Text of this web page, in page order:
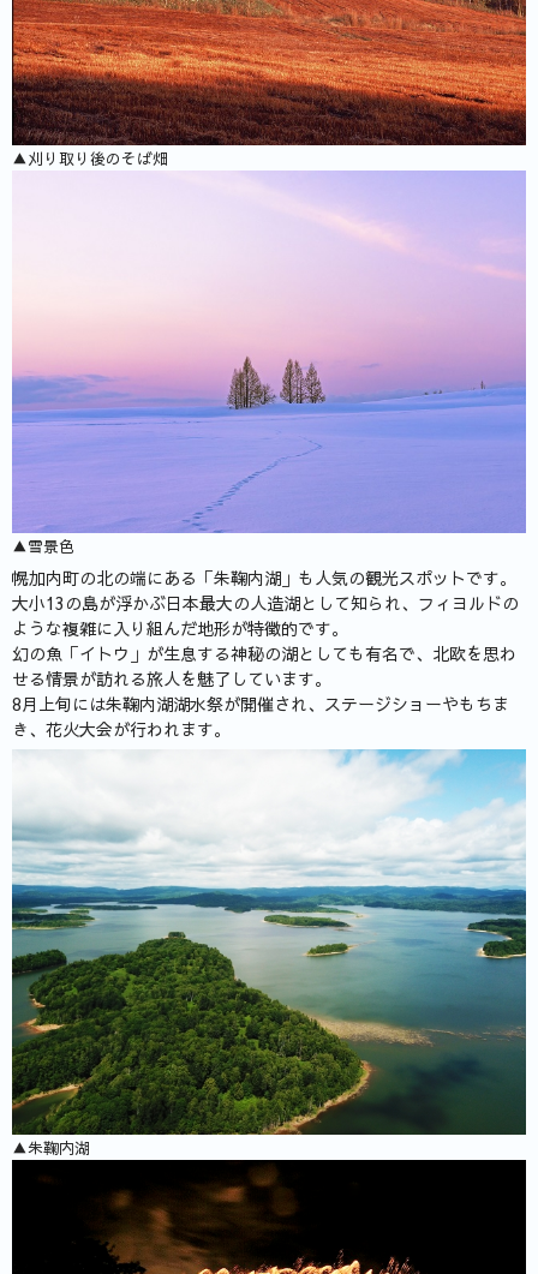
▲刈り取り後のそば畑
▲雪景色
幌加内町の北の端にある「朱鞠内湖」も人気の観光スポットです。
大小13の島が浮かぶ日本最大の人造湖として知られ、フィヨルドの
ような複雑に入り組んだ地形が特徴的です。
幻の魚「イトウ」が生息する神秘の湖としても有名で、北欧を思わ
せる情景が訪れる旅人を魅了しています。
8月上旬には朱鞠内湖湖水祭が開催され、ステージショーやもちま
き、花火大会が行われます。
▲朱鞠内湖